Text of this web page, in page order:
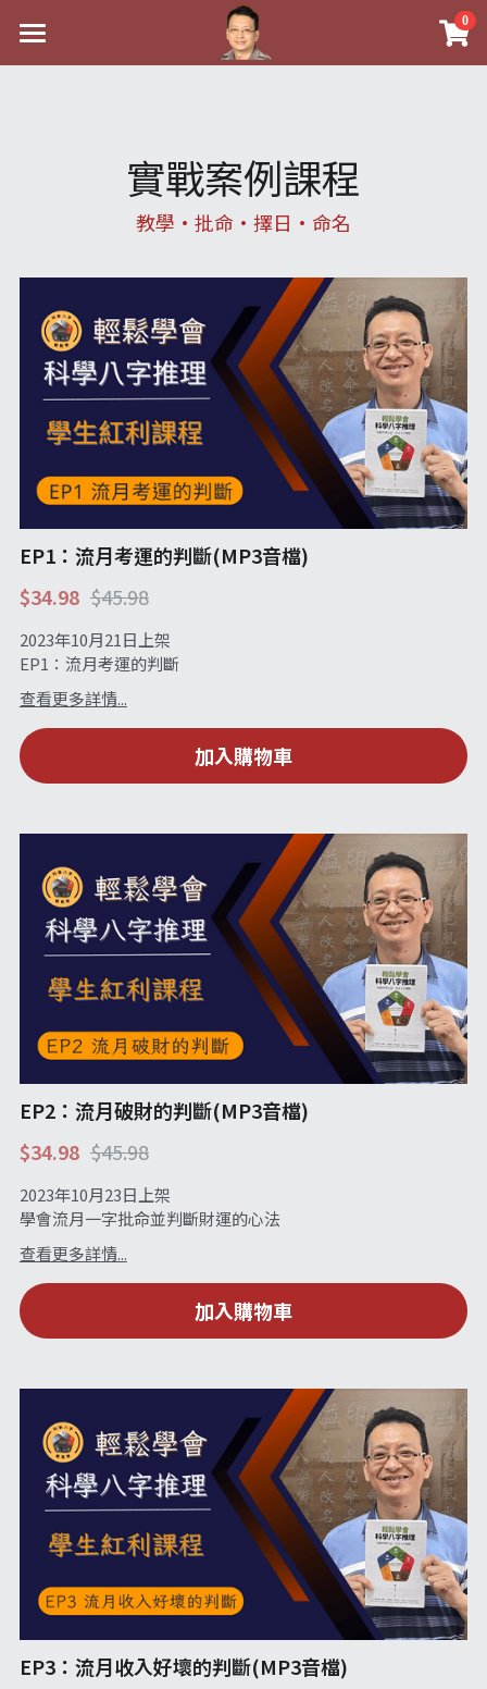
0
最新消息
祖傳命理
手工印鑑
五行八字學
後天派陽宅
Blog
黃金會員專區
八字雜記
心靈成長
人氣最高
站長精選
好書推廌
試閱專區
Podcast聽書
團隊訓練營
八字視頻
陽宅視頻
自我挑戰
線上學苑
八字初階班1
八字初階班2
八字進階班
八字高階班
五行計算初階班
五行計算高階班
團隊訓練營
命理商城
八字完整班
《十神高階實戰錄》完整典藏版
科學八字推理PDF
八字批命
我的著作
科學八字推理1
科學八字推理2
科學八字推理3
輕鬆學會科學八字推理
與我預約
批命預約
上課預約
常見問題
FB粉絲頁
登錄/ 註冊
搜索
繁體中文
support@p8zicourse.com
五行八字線上班
實戰案例課程
教學•批命•擇日•命名
EP1：流月考運的判斷(MP3音檔)
$34.98 $45.98
2023年10月21日上架
EP1：流月考運的判斷
查看更多詳情...
加入購物車
EP2：流月破財的判斷(MP3音檔)
$34.98 $45.98
2023年10月23日上架
學會流月一字批命並判斷財運的心法
查看更多詳情...
加入購物車
EP3：流月收入好壞的判斷(MP3音檔)
×
商品分類
科學八字推理PDF
《十神高階實戰錄》完整典藏版
1美元超值PDF
學生紅利課程
團隊教練訓練營
Podcast聽書
八字線上批命
小兒命名
×
部落格分類
人氣最高
站長精選
臉書生活